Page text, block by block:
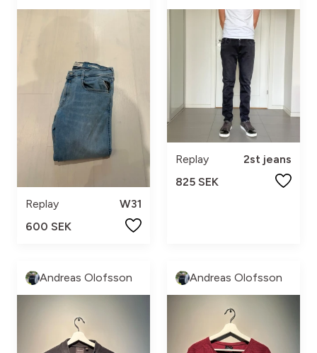
Replay
W31
600 SEK
Replay
2st jeans
825 SEK
Andreas Olofsson Andreas Olofsson